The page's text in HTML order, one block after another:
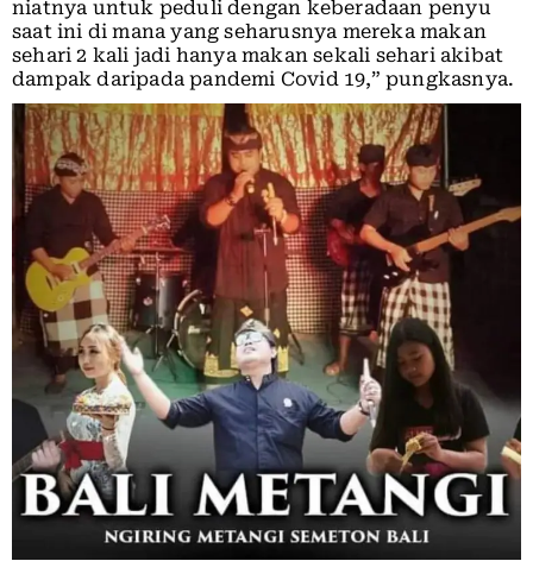
niatnya untuk peduli dengan keberadaan penyu
saat ini di mana yang seharusnya mereka makan
sehari 2 kali jadi hanya makan sekali sehari akibat
dampak daripada pandemi Covid 19,” pungkasnya.